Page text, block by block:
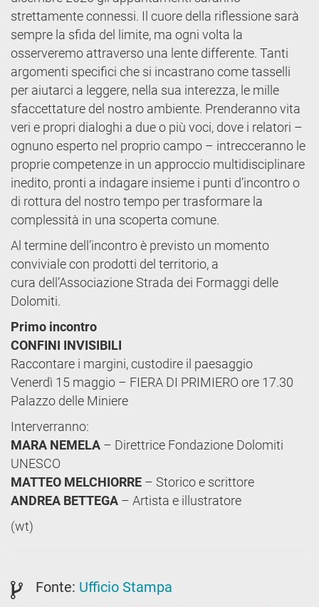
strettamente connessi. Il cuore della riflessione sarà
sempre la sfida del limite, ma ogni volta la
osserveremo attraverso una lente differente. Tanti
argomenti specifici che si incastrano come tasselli
per aiutarci a leggere, nella sua interezza, le mille
sfaccettature del nostro ambiente. Prenderanno vita
veri e propri dialoghi a due o più voci, dove i relatori –
ognuno esperto nel proprio campo – intrecceranno le
proprie competenze in un approccio multidisciplinare
inedito, pronti a indagare insieme i punti d’incontro o
di rottura del nostro tempo per trasformare la
complessità in una scoperta comune.
Al termine dell’incontro è previsto un momento
conviviale con prodotti del territorio, a
cura dell’Associazione Strada dei Formaggi delle
Dolomiti.
Primo incontro
CONFINI INVISIBILI
Raccontare i margini, custodire il paesaggio
Venerdì 15 maggio – FIERA DI PRIMIERO ore 17.30
Palazzo delle Miniere
Interverranno:
MARA NEMELA – Direttrice Fondazione Dolomiti
UNESCO
MATTEO MELCHIORRE – Storico e scrittore
ANDREA BETTEGA – Artista e illustratore
(wt)
Fonte: Ufficio Stampa